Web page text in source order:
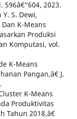
2023.
S. Dewi,
K-Means
Produksi
Komputasi, vol.
K-Means
Pangan,â€ J.
K-Means
Produktivitas
Tahun 2018,â€